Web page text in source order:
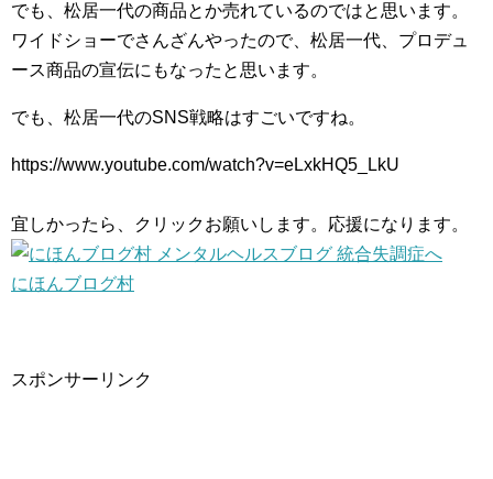
でも、松居一代の商品とか売れているのではと思います。
ワイドショーでさんざんやったので、松居一代、プロデュ
ース商品の宣伝にもなったと思います。
でも、松居一代のSNS戦略はすごいですね。
https://www.youtube.com/watch?v=eLxkHQ5_LkU
宜しかったら、クリックお願いします。応援になります。
にほんブログ村
スポンサーリンク